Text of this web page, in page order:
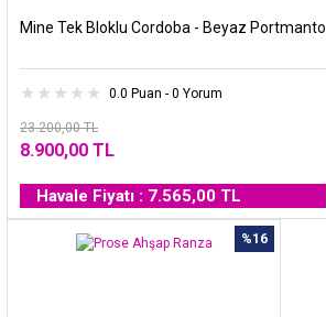
Mine Tek Bloklu Cordoba - Beyaz Portmanto
0.0 Puan - 0 Yorum
23.200,00 TL
8.900,00 TL
Havale Fiyatı : 7.565,00 TL
%16